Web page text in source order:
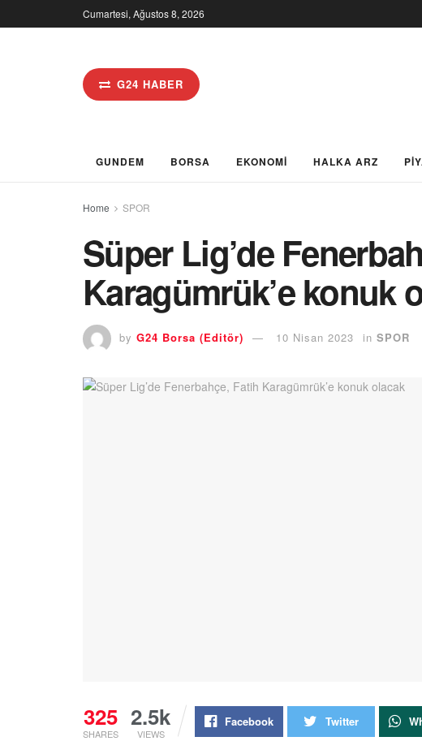
Cumartesi, Ağustos 8, 2026
G24 HABER
GUNDEM BORSA EKONOMİ HALKA ARZ
Home SPOR
Süper Lig’de
Karagümrük’e konuk
by G24 Borsa (Editör) 10 Nisan 2023 in SPOR
325
SHARES
2.5k
VIEWS
Facebook Twitter